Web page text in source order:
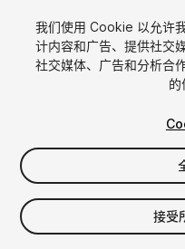
$16
增值税将在结算时计算
我们使用 Cookie 以允许
计内容和广告、提供社交
社交媒体、广告和分析合
的
接受